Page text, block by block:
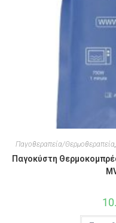
Παγοθεραπεία/Θερμοθεραπεία
Παγοκύστη